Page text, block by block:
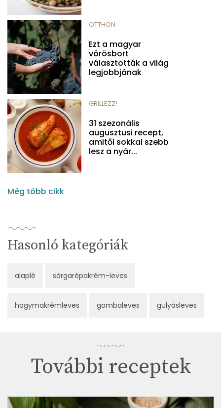
OTTHON
Ezt a magyar
vörösbort
választották a világ
legjobbjának
GRILLEZZ!
31 szezonális
augusztusi recept,
amitől sokkal szebb
lesz a nyár...
Még több cikk
Hasonló kategóriák
alaplé sárgarépakrém-leves
hagymakrémleves gombaleves gulyásleves
További receptek